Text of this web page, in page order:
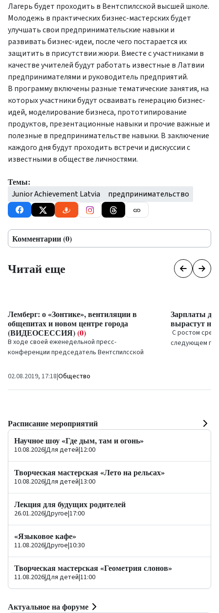
Лагерь будет проходить в Вентспилсской высшей школе.
Молодежь в практических бизнес-мастерских будет
улучшать свои предпринимательские навыки и
развивать бизнес-идеи, после чего постарается их
защитить в присутствии жюри. Вместе с участниками в
качестве учителей будут работать известные в Латвии
предпринимателями и руководитель предприятий.
В программу включены разные тематические занятия, на
которых участники будут осваивать генерацию бизнес-
идей, моделирование бизнеса, прототипирование
продуктов, презентационные навыки и прочие важные и
полезные в предпринимательстве навыки. В заключение
каждого дня будут проходить встречи и дискуссии с
известными в обществе личностями.
Темы:
Junior Achievement Latvia предпринимательство
Комментарии (0)
Читай еще
Лемберг: о «Зонтике», вентиляции в
общепитах и новом центре города
(ВИДЕОСЕССИЯ)(0)
В ходе своей еженедельной пресс-
конференции председатель Вентспилсской
02.08.2019, 17:18|Общество
Зарплаты
вырастут на
С ростом
следующем
Расписание мероприятий
Научное шоу «Где дым, там и огонь»
10.08.2026|Для детей|12:00
Творческая мастерская «Лето на рельсах»
10.08.2026|Для детей|13:00
Лекция для будущих родителей
26.01.2026|Другое|17:00
«Языковое кафе»
11.08.2026|Другое|10:30
Творческая мастерская «Геометрия слонов»
11.08.2026|Для детей|11:00
Актуальное на форуме